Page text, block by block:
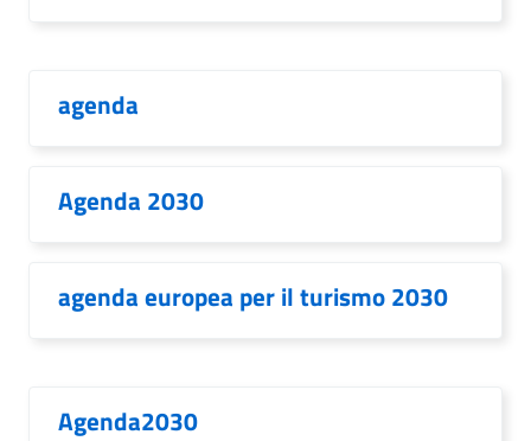
agenda
Agenda 2030
agenda europea per il turismo 2030
Agenda2030